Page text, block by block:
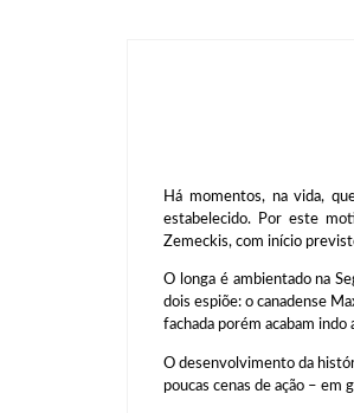
Há momentos, na vida,
estabelecido. Por este
Zemeckis, com início
O longa é ambientado na
dois espiõe: o canadense
fachada porém acabam indo
O desenvolvimento da
poucas cenas de ação – em